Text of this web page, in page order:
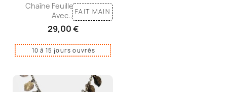
Chaîne Feuilles Laiton
Avec...
29,00 €
10 à 15 jours ouvrés
FAIT MAIN